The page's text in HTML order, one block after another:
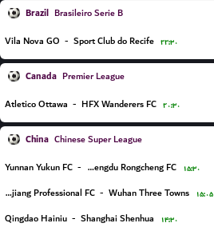
Brazil Brasileiro Serie B
Vila Nova GO - Sport Club do Recife ۲۲:۳۰
Canada Premier League
Atletico Ottawa - HFX Wanderers FC ۲۰:۳۰
China Chinese Super League
Yunnan Yukun FC - Chengdu Rongcheng FC ۱۵:۳۰
Zhejiang Professional FC - Wuhan Three Towns ۱۵:۰۵
Qingdao Hainiu - Shanghai Shenhua ۱۴:۳۰